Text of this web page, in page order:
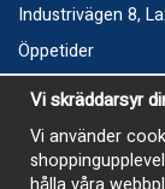
Industrivägen 8,
Öppetider
Vecka 32
Måndag kl 9-12, kl
Onsdag kl 9-12, kl
Tisdag, Tordag
Vi skräddarsyr
Vi använder